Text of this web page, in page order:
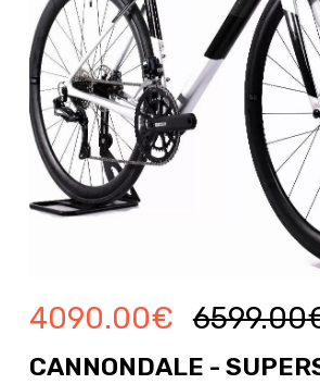
4090.00€ 6599.00
CANNONDALE -